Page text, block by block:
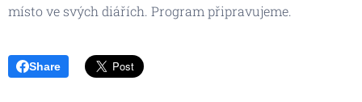
místo ve svých diářích. Program připravujeme.
Share